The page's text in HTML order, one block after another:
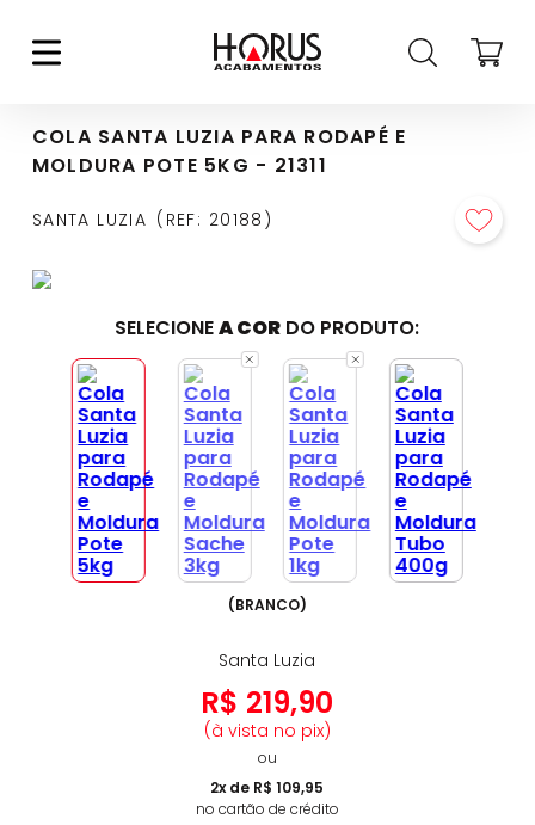
COLA SANTA LUZIA PARA RODAPÉ E
MOLDURA POTE 5KG - 21311
SANTA LUZIA REF: 20188
SELECIONEA COR DO PRODUTO:
(BRANCO)
Santa Luzia
R$ 219,90
(à vista no pix)
ou
2x de R$ 109,95
no cartão de crédito